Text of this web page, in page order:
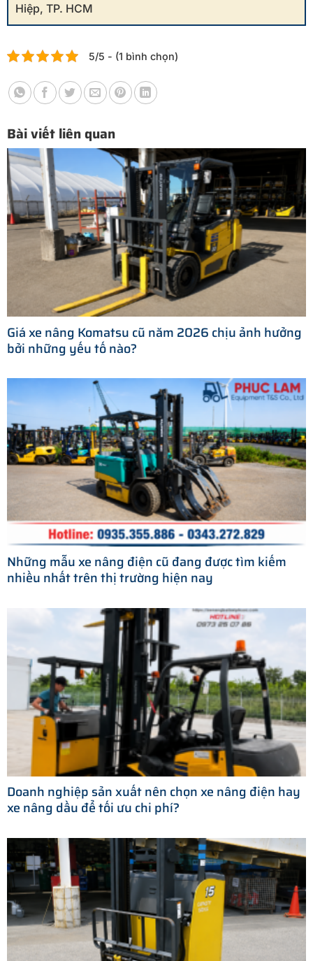
Hiệp, TP. HCM
5/5 - (1 bình chọn)
Bài viết liên quan
Giá xe nâng Komatsu cũ năm 2026 chịu ảnh hưởng
bởi những yếu tố nào?
Những mẫu xe nâng điện cũ đang được tìm kiếm
nhiều nhất trên thị trường hiện nay
Doanh nghiệp sản xuất nên chọn xe nâng điện hay
xe nâng dầu để tối ưu chi phí?